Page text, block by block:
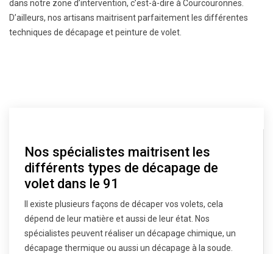
dans notre zone d’intervention, c’est-à-dire à Courcouronnes.
D’ailleurs, nos artisans maitrisent parfaitement les différentes
techniques de décapage et peinture de volet.
Nos spécialistes maitrisent les
différents types de décapage de
volet dans le 91
Il existe plusieurs façons de décaper vos volets, cela
dépend de leur matière et aussi de leur état. Nos
spécialistes peuvent réaliser un décapage chimique, un
décapage thermique ou aussi un décapage à la soude.